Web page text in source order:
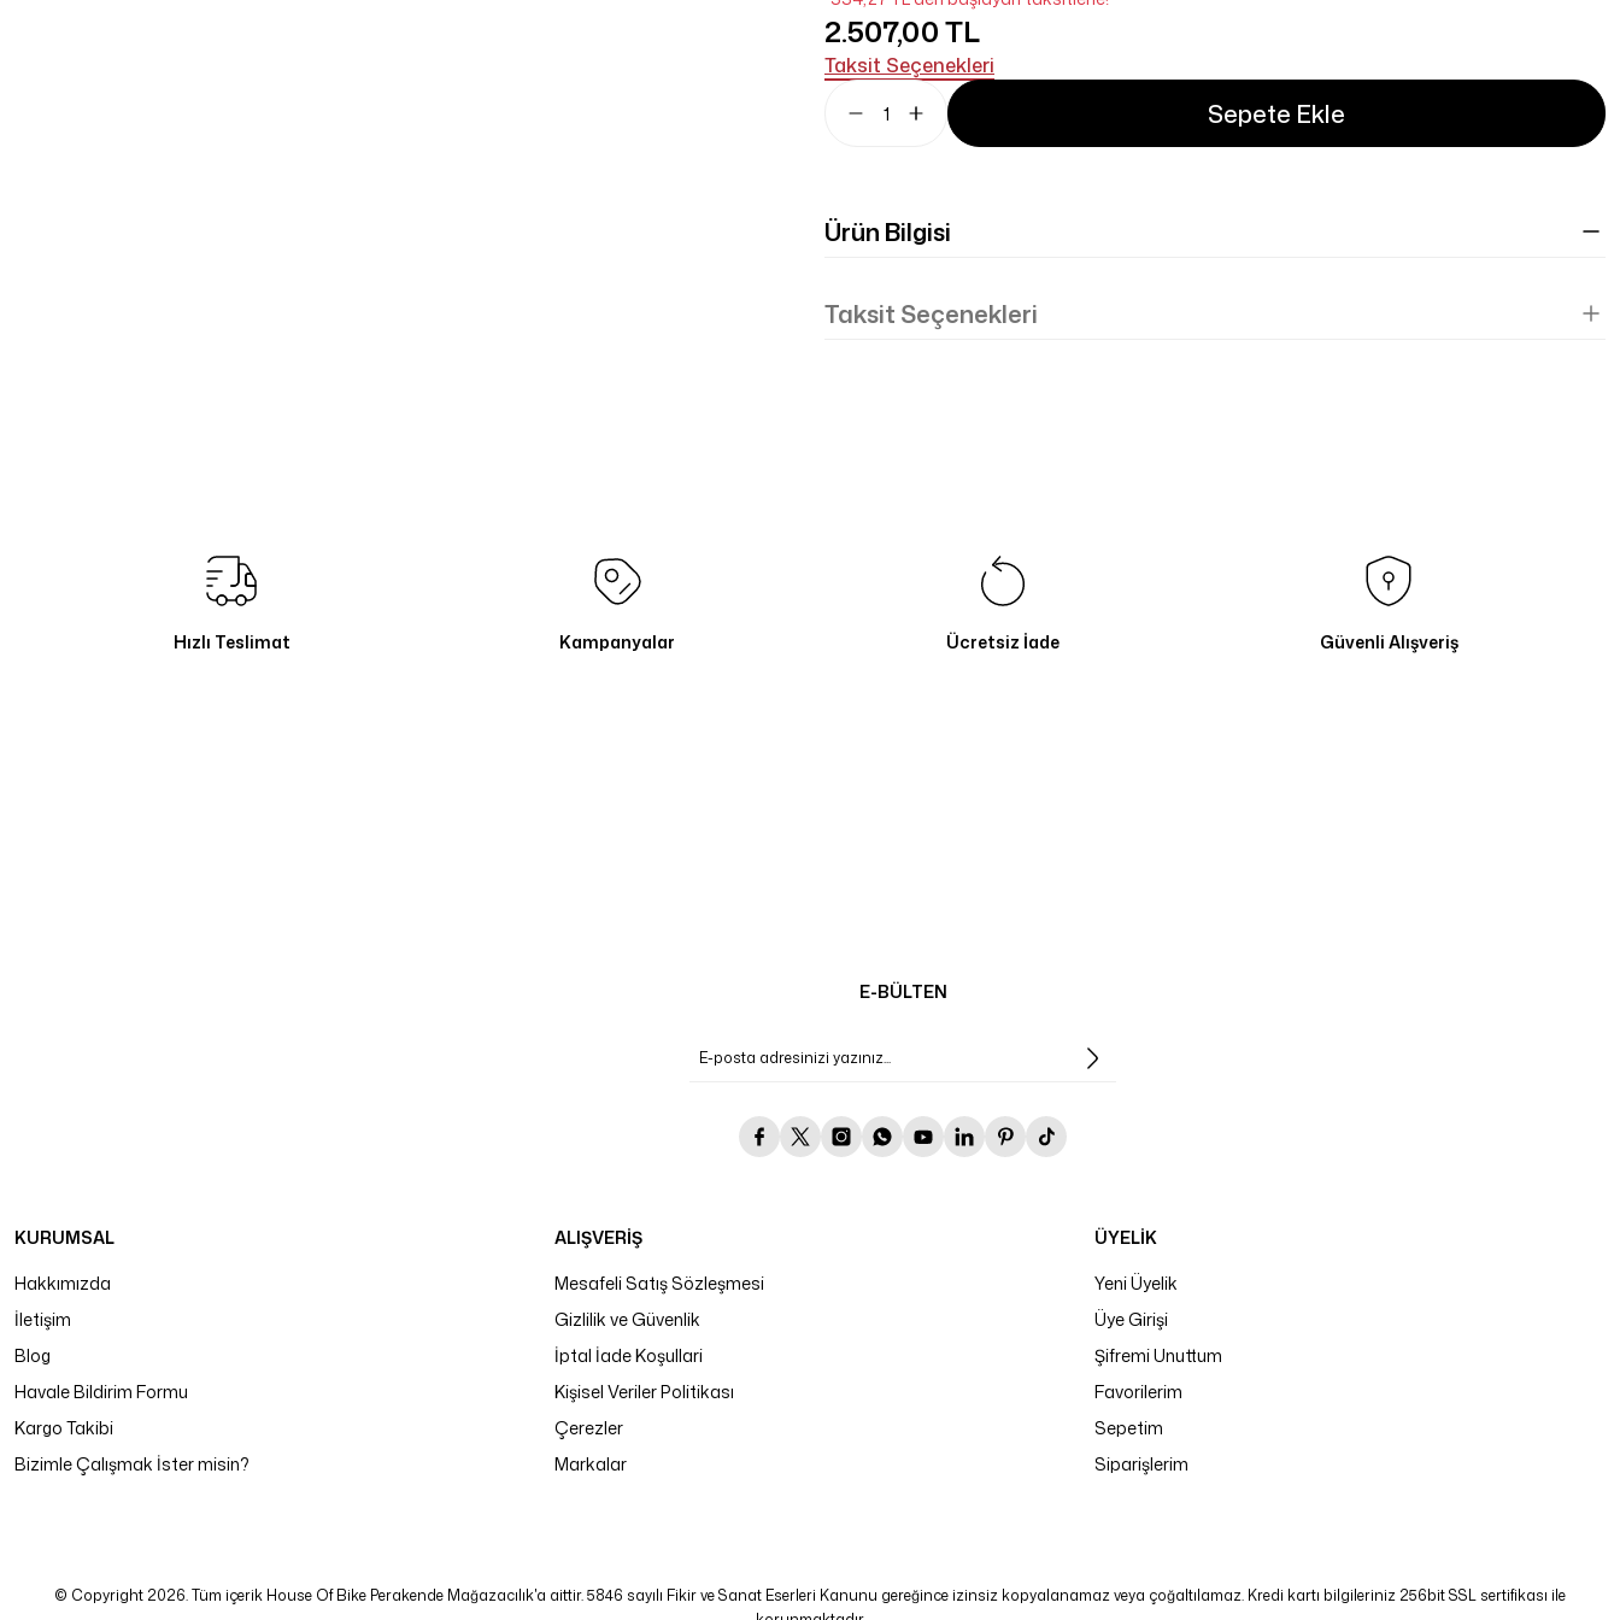
2.507,00 TL
Taksit Seçenekleri
Sepete Ekle
Ürün Bilgisi
Taksit Seçenekleri
Hızlı Teslimat Kampanyalar Ücretsiz İade Güvenli Alışveriş
E-BÜLTEN
KURUMSAL
Hakkımızda
İletişim
Blog
Havale Bildirim Formu
Kargo Takibi
Bizimle Çalışmak İster misin?
ALIŞVERİŞ
Mesafeli Satış Sözleşmesi
Gizlilik ve Güvenlik
İptal İade Koşullari
Kişisel Veriler Politikası
Çerezler
Markalar
ÜYELİK
Yeni Üyelik
Üye Girişi
Şifremi Unuttum
Favorilerim
Sepetim
Siparişlerim
© Copyright 2026. Tüm içerik House Of Bike Perakende Mağazacılık'a aittir. 5846 sayılı Fikir ve Sanat Eserleri Kanunu gereğince izinsiz kopyalanamaz veya çoğaltılamaz. Kredi kartı bilgileriniz 256bit SSL sertifikası ile